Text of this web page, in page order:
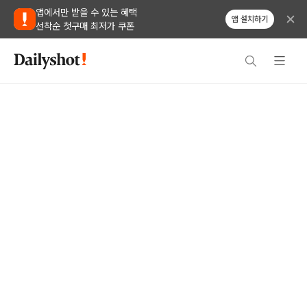
앱에서만 받을 수 있는 혜택
선착순 첫구매 최저가 쿠폰
앱 설치하기